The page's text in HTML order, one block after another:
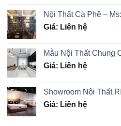
Nội Thất Cà Phê –
Giá: Liên hệ
Mẫu Nội Thất Chung
Giá: Liên hệ
Showroom Nội Thất
Giá: Liên hệ